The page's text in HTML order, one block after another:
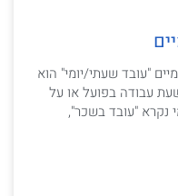
"עובד שעתי/יומי" הוא
עבודה בפועל או על
נקרא "עובד בשכר",